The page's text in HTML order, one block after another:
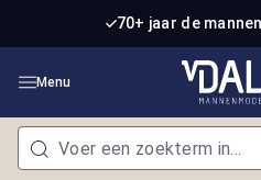
Ga naar de hoofdinhoud
70+ jaar de
Menu